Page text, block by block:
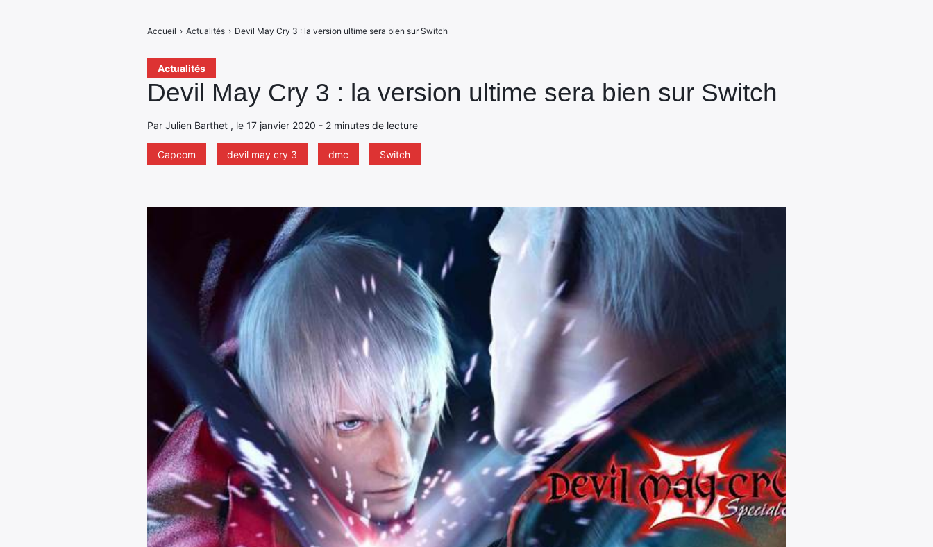
Actualités
Devil May Cry 3 : la version ultime sera bien sur Switch
Par Julien Barthet , le 17 janvier 2020 - 2 minutes de lecture
Capcom devil may cry 3 dmc Switch
Accueil › Actualités › Devil May Cry 3 : la version ultime sera bien sur Switch